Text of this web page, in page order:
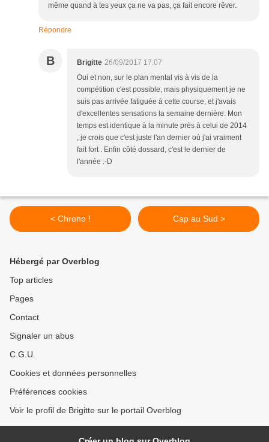
même quand à tes yeux ça ne va pas, ça fait encore rêver.
Répondre
B Brigitte 26/09/2017 17:07
Oui et non, sur le plan mental vis à vis de la
compétition c'est possible, mais physiquement je ne
suis pas arrivée fatiguée à cette course, et j'avais
d'excellentes sensations la semaine dernière. Mon
temps est identique à la minute près à celui de 2014
, je crois que c'est juste l'an dernier où j'ai vraiment
fait fort . Enfin côté dossard, c'est le dernier de
l'année :-D
< Chrono ! Cap au Sud >
Hébergé par Overblog
Top articles
Pages
Contact
Signaler un abus
C.G.U.
Cookies et données personnelles
Préférences cookies
Voir le profil de Brigitte sur le portail Overblog